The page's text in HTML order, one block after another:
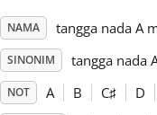
English
NAMA tangga nada A
SINONIM tangga nada
NOT A B C♯ D